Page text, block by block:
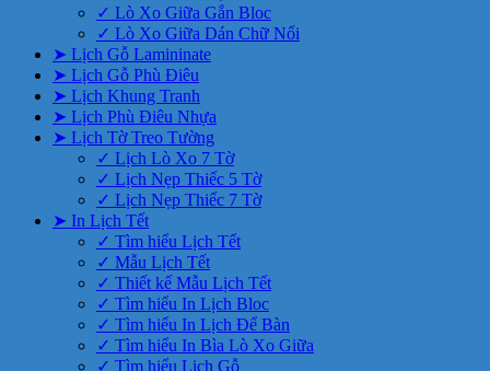
✓ Lò Xo Giữa Gắn Bloc
✓ Lò Xo Giữa Dán Chữ Nổi
➤ Lịch Gỗ Lamininate
➤ Lịch Gỗ Phù Điêu
➤ Lịch Khung Tranh
➤ Lịch Phù Điêu Nhựa
➤ Lịch Tờ Treo Tường
✓ Lịch Lò Xo 7 Tờ
✓ Lịch Nẹp Thiếc 5 Tờ
✓ Lịch Nẹp Thiếc 7 Tờ
➤ In Lịch Tết
✓ Tìm hiểu Lịch Tết
✓ Mẫu Lịch Tết
✓ Thiết kế Mẫu Lịch Tết
✓ Tìm hiểu In Lịch Bloc
✓ Tìm hiểu In Lịch Để Bàn
✓ Tìm hiểu In Bìa Lò Xo Giữa
✓ Tìm hiểu Lịch Gỗ